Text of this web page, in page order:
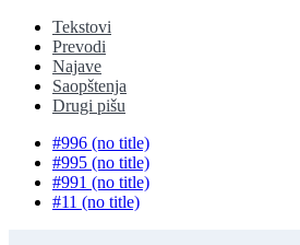
Tekstovi
Prevodi
Najave
Saopštenja
Drugi pišu
#996 (no title)
#995 (no title)
#991 (no title)
#11 (no title)